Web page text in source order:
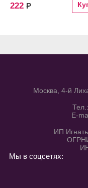
222 Р
Москва, 4-й
Тел.:
E-
ИП
Мы в соцсетях: